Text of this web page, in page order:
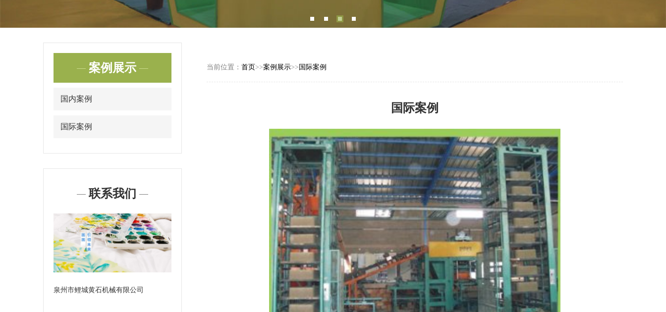
案例展示
国内案例
国际案例
联系我们
泉州市鲤城黄石机械有限公司
当前位置： 首页>>案例展示>> 国际案例
国际案例